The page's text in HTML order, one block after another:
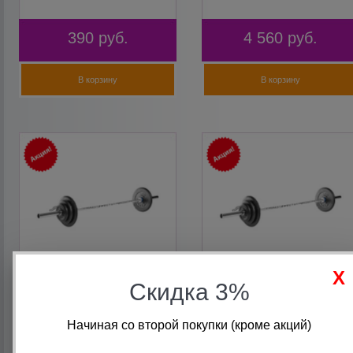
390 руб.
В корзину
4 560 руб.
В корзину
L2200 d50 TITAN Barbell
L2200 d50 TITAN Barbell
разборная обрезиненная
Скидка 3%
Начиная со второй покупки (кроме акций)